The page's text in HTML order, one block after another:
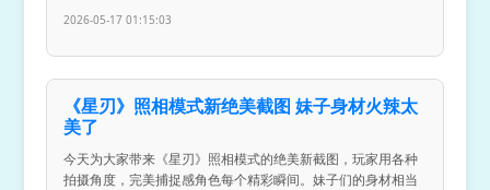
2026-05-17 01:15:03
《星刃》照相模式新绝美截图 妹子身材火辣太
美了
今天为大家带来《星刃》照相模式的绝美新截图，玩家用各种
拍摄角度，完美捕捉感角色每个精彩瞬间。妹子们的身材相当